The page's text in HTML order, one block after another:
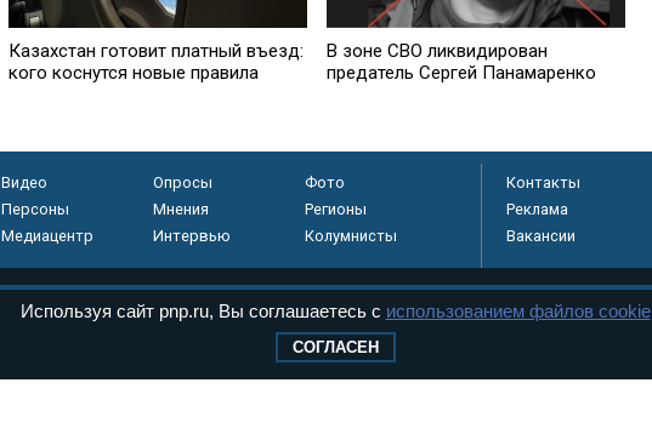
Казахстан готовит платный въезд:
кого коснутся новые правила
В зоне СВО ликвидирован
предатель Сергей Панамаренко
Видео Опросы
Фото
Персоны
Мнения
Регионы
Медиацентр
Интервью Колумнисты
Контакты
Реклама
Вакансии
Используя сайт pnp.ru, Вы соглашаетесь с использованием файлов cookie
СОГЛАСЕН